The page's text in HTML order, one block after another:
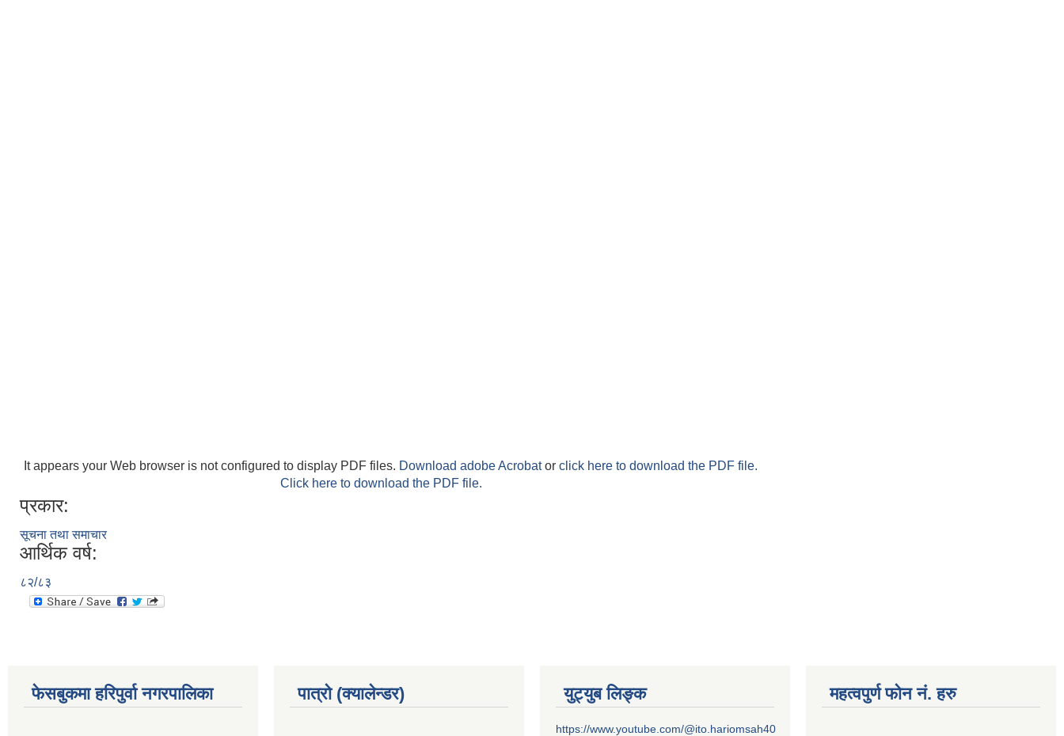
It appears your Web browser is not configured to display PDF files. Download adobe Acrobator click here to download the PDF file.
Click here to download the PDF file.
प्रकार:
सूचना तथा समाचार
आर्थिक वर्ष:
८२/८३
फेसबुकमा हरिपुर्वा नगरपालिका पात्रो (क्यालेन्डर) युट्युब लिङ्क
https://www.youtube.com/@ito.hariomsah40
महत्वपुर्ण फोन नं. हरु